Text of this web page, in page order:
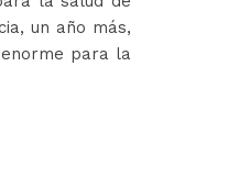
un año más,
para la